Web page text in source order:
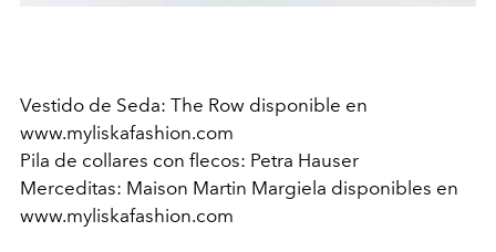
Vestido de Seda: The Row disponible en
www.myliskafashion.com
Pila de collares con flecos: Petra Hauser
Merceditas: Maison Martin Margiela disponibles en
www.myliskafashion.com